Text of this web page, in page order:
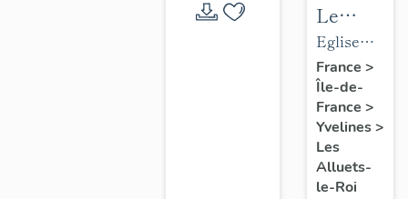
Le
mobilier
de
l'église
Saint-
Nicolas
Eglise
paroissiale
Saint-
Nicolas
France >
Île-de-
France >
Yvelines>
Les
Alluets-
le-Roi